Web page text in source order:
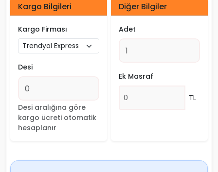
Kargo Bilgileri
Kargo Firması
Desi
Desi aralığına göre
kargo ücreti otomatik
hesaplanır
Diğer Bilgiler
Adet
Ek Masraf
TL